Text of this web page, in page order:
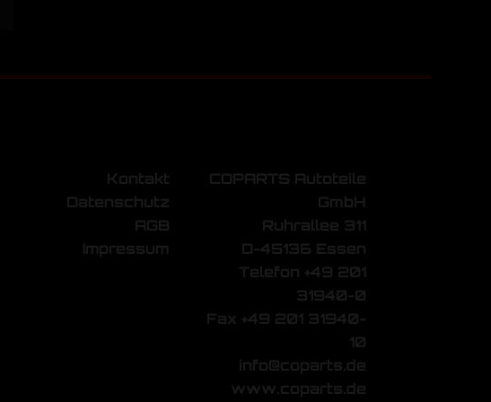
Kontakt
Datenschutz
AGB
Impressum
COPARTS Autoteile
GmbH
Ruhrallee 311
D-45136 Essen
Telefon +49 201
31940-0
Fax +49 201 31940-
10
info@coparts.de
www.coparts.de